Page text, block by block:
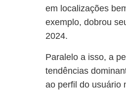
em localizações
exemplo, dobrou
2024.
Paralelo a isso, a
tendências
ao perfil do usuário